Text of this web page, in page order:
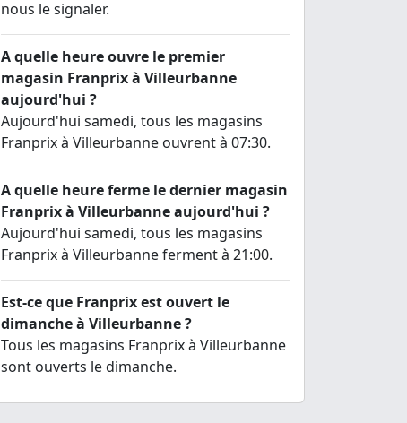
nous le signaler.
A quelle heure ouvre le premier
magasin Franprix à Villeurbanne
aujourd'hui ?
Aujourd'hui samedi, tous les magasins
Franprix à Villeurbanne ouvrent à 07:30.
A quelle heure ferme le dernier magasin
Franprix à Villeurbanne aujourd'hui ?
Aujourd'hui samedi, tous les magasins
Franprix à Villeurbanne ferment à 21:00.
Est-ce que Franprix est ouvert le
dimanche à Villeurbanne ?
Tous les magasins Franprix à Villeurbanne
sont ouverts le dimanche.